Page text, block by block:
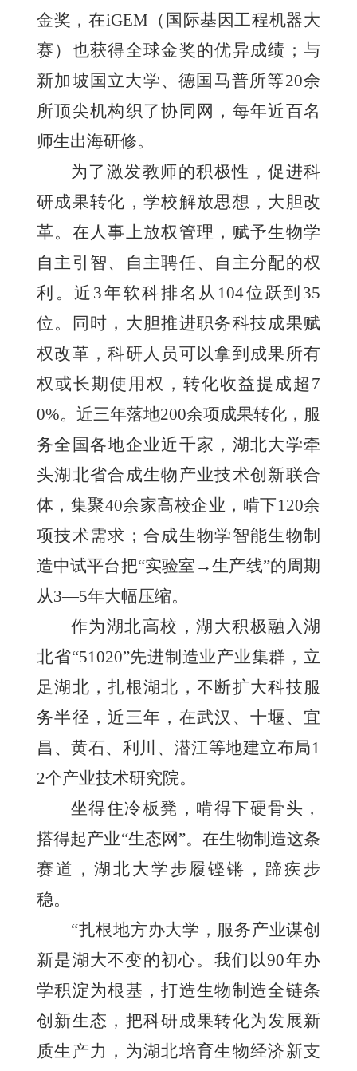
金奖，在iGEM（国际基因工程机器大
赛）也获得全球金奖的优异成绩；与
新加坡国立大学、德国马普所等20余
所顶尖机构织了协同网，每年近百名
师生出海研修。
为了激发教师的积极性，促进科
研成果转化，学校解放思想，大胆改
革。在人事上放权管理，赋予生物学
自主引智、自主聘任、自主分配的权
利。近3年软科排名从104位跃到35
位。同时，大胆推进职务科技成果赋
权改革，科研人员可以拿到成果所有
权或长期使用权，转化收益提成超7
0%。近三年落地200余项成果转化，服
务全国各地企业近千家，湖北大学牵
头湖北省合成生物产业技术创新联合
体，集聚40余家高校企业，啃下120余
项技术需求；合成生物学智能生物制
造中试平台把“实验室→生产线”的周期
从3—5年大幅压缩。
作为湖北高校，湖大积极融入湖
北省“51020”先进制造业产业集群，立
足湖北，扎根湖北，不断扩大科技服
务半径，近三年，在武汉、十堰、宜
昌、黄石、利川、潜江等地建立布局1
2个产业技术研究院。
坐得住冷板凳，啃得下硬骨头，
搭得起产业“生态网”。在生物制造这条
赛道，湖北大学步履铿锵，蹄疾步
稳。
“扎根地方办大学，服务产业谋创
新是湖大不变的初心。我们以90年办
学积淀为根基，打造生物制造全链条
创新生态，把科研成果转化为发展新
质生产力，为湖北培育生物经济新支